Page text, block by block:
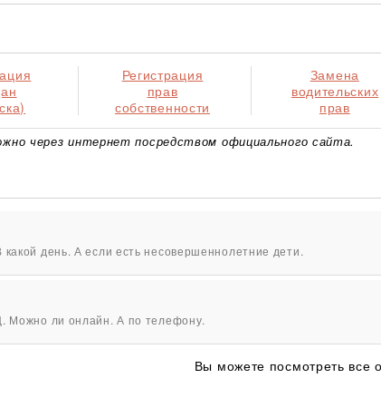
Регистрация
прав
собственности
Замена
водительских
прав
через интернет посредством официального сайта.
день. А если есть несовершеннолетние дети.
Можно ли онлайн. А по телефону.
Вы можете посмотреть все